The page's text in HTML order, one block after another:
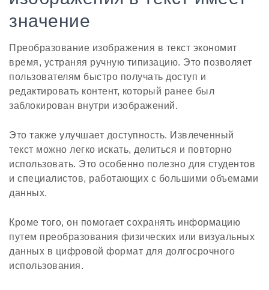
значение
Преобразование изображения в текст экономит
время, устраняя ручную типизацию. Это позволяет
пользователям быстро получать доступ и
редактировать контент, который ранее был
заблокирован внутри изображений.
Это также улучшает доступность. Извлеченный
текст можно легко искать, делиться и повторно
использовать. Это особенно полезно для студентов
и специалистов, работающих с большими объемами
данных.
Кроме того, он помогает сохранять информацию
путем преобразования физических или визуальных
данных в цифровой формат для долгосрочного
использования.